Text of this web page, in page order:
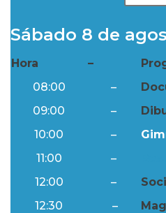
Sábado 8 de
Hora –
08:00
–
09:00
–
10:00
–
11:00
–
12:00
–
12:30
–